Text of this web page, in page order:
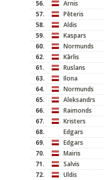
56.
Arnis
57.
Pēteris
58.
Aldis
59.
Kaspars
60.
Normunds
62.
Kārlis
61.
Ruslans
63.
Ilona
64.
Normunds
65.
Aleksandrs
66.
Raimonds
67.
Kristers
68.
Edgars
69.
Edgars
70.
Mairis
71.
Salvis
72.
Uldis